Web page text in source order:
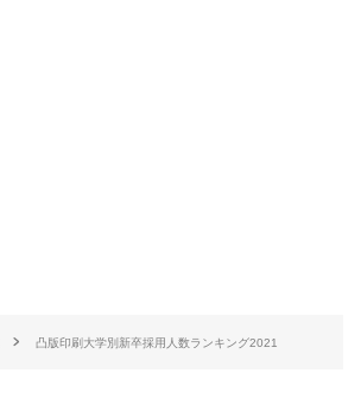
凸版印刷大学別新卒採用人数ランキング2021